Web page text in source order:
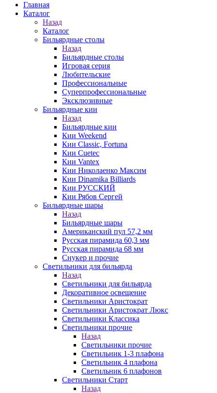
Главная
Каталог
Назад
Каталог
Бильярдные столы
Назад
Бильярдные столы
Игровая серия
Любительские
Профессиональные
Суперпрофессиональные
Эксклюзивные
Бильярдные кии
Назад
Бильярдные кии
Кии Weekend
Кии Classic, Fortuna
Кии Cuetec
Кии Vantex
Кии Николаенко Максим
Кии Dinamika Billiards
Кии РУССКИЙ
Кии Рябов Сергей
Бильярдные шары
Назад
Бильярдные шары
Американский пул 57,2 мм
Русская пирамида 60,3 мм
Русская пирамида 68 мм
Снукер и прочие
Светильники для бильярда
Назад
Светильники для бильярда
Декоративное освещение
Светильники Аристократ
Светильники Аристократ Люкс
Светильники Классика
Светильники прочие
Назад
Светильники прочие
Светильник 1-3 плафона
Светильник 4 плафона
Светильник 6 плафонов
Светильники Старт
Назад